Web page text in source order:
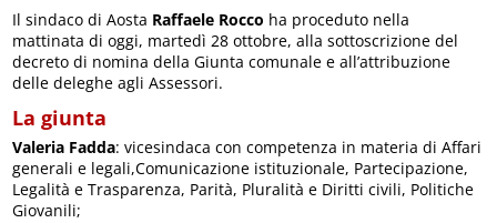
Il sindaco di Aosta Raffaele Rocco ha proceduto nella
mattinata di oggi, martedì 28 ottobre, alla sottoscrizione del
decreto di nomina della Giunta comunale e all’attribuzione
delle deleghe agli Assessori.
La giunta
Valeria Fadda: vicesindaca con competenza in materia di Affari
generali e legali,Comunicazione istituzionale, Partecipazione,
Legalità e Trasparenza, Parità, Pluralità e Diritti civili, Politiche
Giovanili;